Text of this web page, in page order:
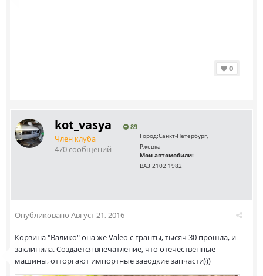
0
kot_vasya 89
Член клуба
470 сообщений
Город:Санкт-Петербург,
Ржевка
Мои автомобили:
ВАЗ 2102 1982
Опубликовано Август 21, 2016
Корзина "Валико" она же Valeo с гранты, тысяч 30 прошла, и
заклинила. Создается впечатление, что отечественные
машины, отторгают импортные заводкие запчасти)))